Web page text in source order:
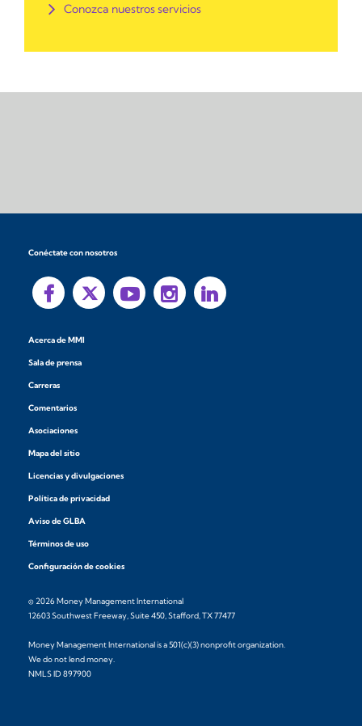
Conozca nuestros servicios
Conéctate con nosotros
Acerca de MMI
Sala de prensa
Carreras
Comentarios
Asociaciones
Mapa del sitio
Licencias y divulgaciones
Política de privacidad
Aviso de GLBA
Términos de uso
Configuración de cookies
© 2026 Money Management International
12603 Southwest Freeway, Suite 450, Stafford, TX 77477
Money Management International is a 501(c)(3) nonprofit organization.
We do not lend money.
NMLS ID 897900